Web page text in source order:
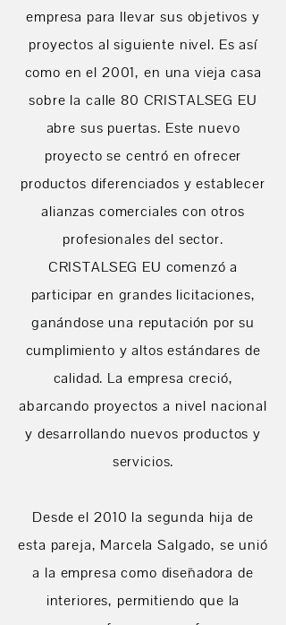
empresa para llevar sus objetivos y
proyectos al siguiente nivel. Es así
como en el 2001, en una vieja casa
sobre la calle 80 CRISTALSEG EU
abre sus puertas. Este nuevo
proyecto se centró en ofrecer
productos diferenciados y establecer
alianzas comerciales con otros
profesionales del sector.
CRISTALSEG EU comenzó a
participar en grandes licitaciones,
ganándose una reputación por su
cumplimiento y altos estándares de
calidad. La empresa creció,
abarcando proyectos a nivel nacional
y desarrollando nuevos productos y
servicios.
Desde el 2010 la segunda hija de
esta pareja, Marcela Salgado, se unió
a la empresa como diseñadora de
interiores, permitiendo que la